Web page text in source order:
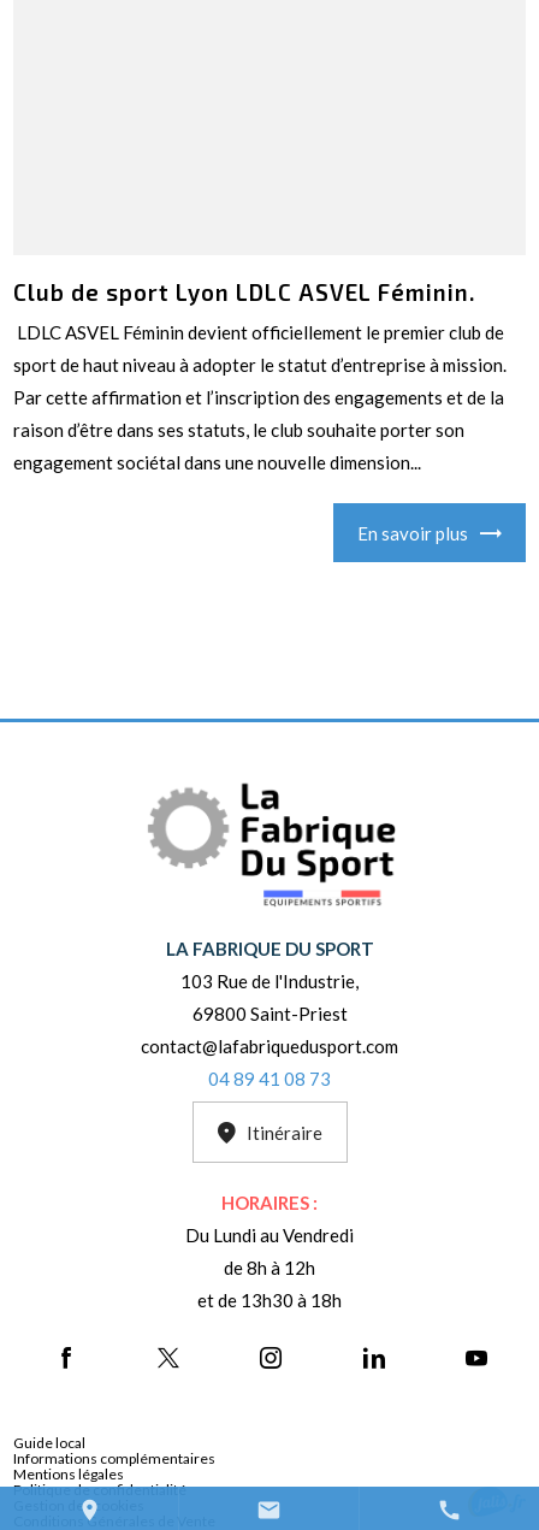
Club de sport Lyon LDLC ASVEL Féminin.
LDLC ASVEL Féminin devient officiellement le premier club de
sport de haut niveau à adopter le statut d’entreprise à mission.
Par cette affirmation et l’inscription des engagements et de la
raison d’être dans ses statuts, le club souhaite porter son
engagement sociétal dans une nouvelle dimension...
En savoir plus
place mail call
LA FABRIQUE DU SPORT
103 Rue de l'Industrie,
69800 Saint-Priest
contact@lafabriquedusport.com
04 89 41 08 73
Itinéraire
HORAIRES :
Du Lundi au Vendredi
de 8h à 12h
et de 13h30 à 18h
Guide local
Informations complémentaires
Mentions légales
Politique de confidentialité
Gestion des cookies
Conditions Générales de Vente